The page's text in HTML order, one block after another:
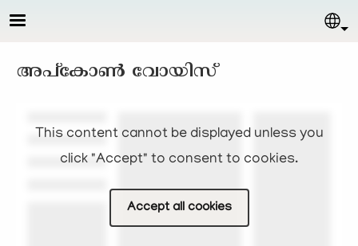
Skip to main content
അപ്കോണ്‍ വോയിസ്‌
This content cannot be displayed unless you
click "Accept" to consent to cookies.
Accept all cookies